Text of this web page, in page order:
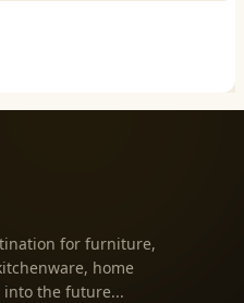
for furniture,
home
into the future...